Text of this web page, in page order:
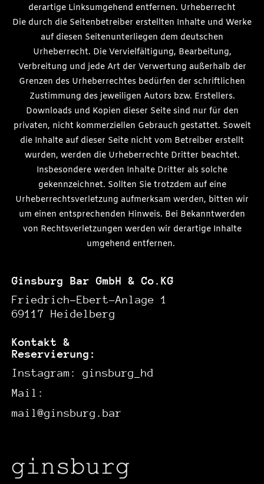
derartige Linksumgehend entfernen. Urheberrecht
Die durch die Seitenbetreiber erstellten Inhalte und Werke
auf diesen Seitenunterliegen dem deutschen
Urheberrecht. Die Vervielfältigung, Bearbeitung,
Verbreitung und jede Art der Verwertung außerhalb der
Grenzen des Urheberrechtes bedürfen der schriftlichen
Zustimmung des jeweiligen Autors bzw. Erstellers.
Downloads und Kopien dieser Seite sind nur für den
privaten, nicht kommerziellen Gebrauch gestattet. Soweit
die Inhalte auf dieser Seite nicht vom Betreiber erstellt
wurden, werden die Urheberrechte Dritter beachtet.
Insbesondere werden Inhalte Dritter als solche
gekennzeichnet. Sollten Sie trotzdem auf eine
Urheberrechtsverletzung aufmerksam werden, bitten wir
um einen entsprechenden Hinweis. Bei Bekanntwerden
von Rechtsverletzungen werden wir derartige Inhalte
umgehend entfernen.
Ginsburg Bar GmbH & Co.KG
Friedrich-Ebert-Anlage 1
69117 Heidelberg
Kontakt &
Reservierung:
Instagram:
ginsburg_hd
Mail:
mail@ginsburg.bar